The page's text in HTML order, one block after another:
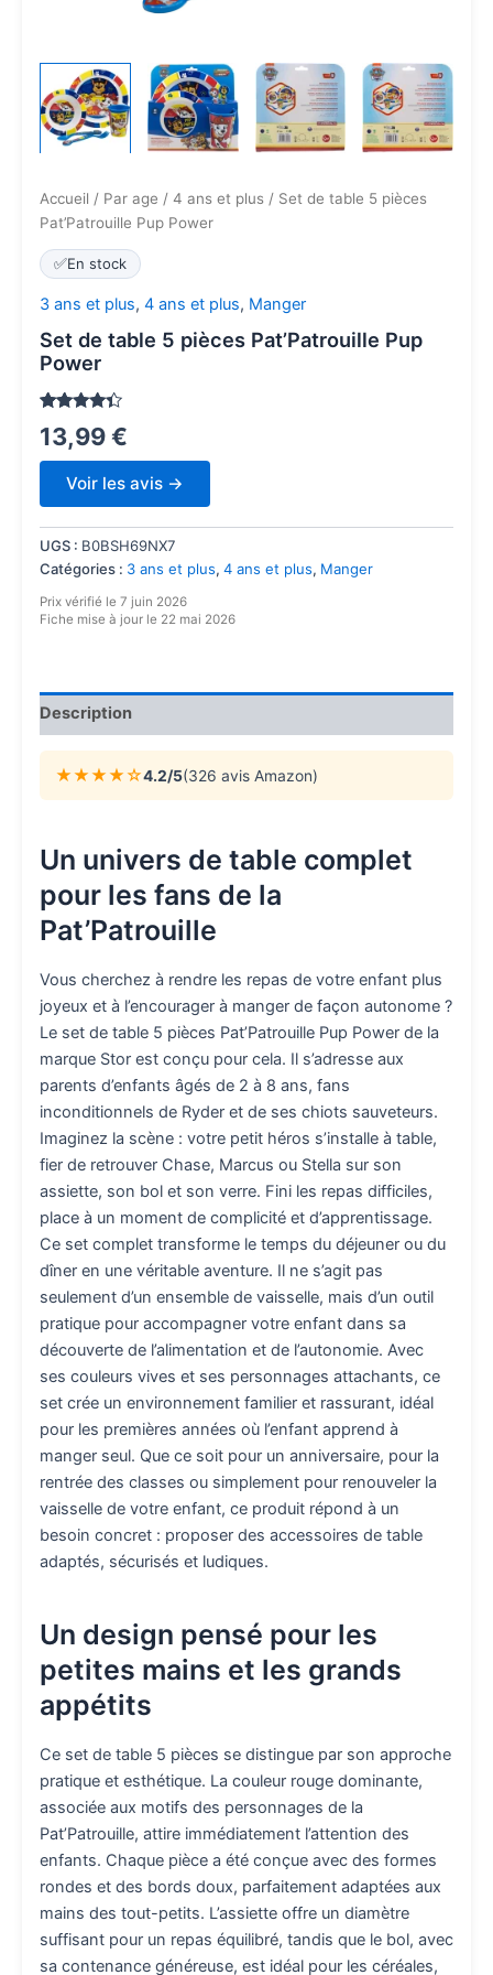
Accueil / Par age / 4 ans et plus / Set de table 5 pièces
Pat’Patrouille Pup Power
✅En stock
3 ans et plus, 4 ans et plus, Manger
Set de table 5 pièces Pat’Patrouille Pup
Power
sur 5
basé
notations
client
13,99€
Voir les avis →
UGS : B0BSH69NX7
Catégories : 3 ans et plus, 4 ans et plus, Manger
Prix vérifié le 7 juin 2026
Fiche mise à jour le 22 mai 2026
Description
★★★★☆4.2/5(326 avis Amazon)
Un univers de table complet
pour les fans de la
Pat’Patrouille
Vous cherchez à rendre les repas de votre enfant plus
joyeux et à l’encourager à manger de façon autonome ?
Le set de table 5 pièces Pat’Patrouille Pup Power de la
marque Stor est conçu pour cela. Il s’adresse aux
parents d’enfants âgés de 2 à 8 ans, fans
inconditionnels de Ryder et de ses chiots sauveteurs.
Imaginez la scène : votre petit héros s’installe à table,
fier de retrouver Chase, Marcus ou Stella sur son
assiette, son bol et son verre. Fini les repas difficiles,
place à un moment de complicité et d’apprentissage.
Ce set complet transforme le temps du déjeuner ou du
dîner en une véritable aventure. Il ne s’agit pas
seulement d’un ensemble de vaisselle, mais d’un outil
pratique pour accompagner votre enfant dans sa
découverte de l’alimentation et de l’autonomie. Avec
ses couleurs vives et ses personnages attachants, ce
set crée un environnement familier et rassurant, idéal
pour les premières années où l’enfant apprend à
manger seul. Que ce soit pour un anniversaire, pour la
rentrée des classes ou simplement pour renouveler la
vaisselle de votre enfant, ce produit répond à un
besoin concret : proposer des accessoires de table
adaptés, sécurisés et ludiques.
Un design pensé pour les
petites mains et les grands
appétits
Ce set de table 5 pièces se distingue par son approche
pratique et esthétique. La couleur rouge dominante,
associée aux motifs des personnages de la
Pat’Patrouille, attire immédiatement l’attention des
enfants. Chaque pièce a été conçue avec des formes
rondes et des bords doux, parfaitement adaptées aux
mains des tout-petits. L’assiette offre un diamètre
suffisant pour un repas équilibré, tandis que le bol, avec
sa contenance généreuse, est idéal pour les céréales,